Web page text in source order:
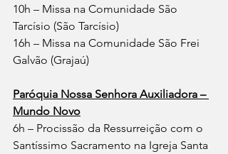
10h – Missa na Comunidade São
Tarcísio (São Tarcísio)
16h – Missa na Comunidade São Frei
Galvão (Grajaú)
Paróquia Nossa Senhora Auxiliadora –
Mundo Novo
6h – Procissão da Ressurreição com o
Santíssimo Sacramento na Igreja Santa